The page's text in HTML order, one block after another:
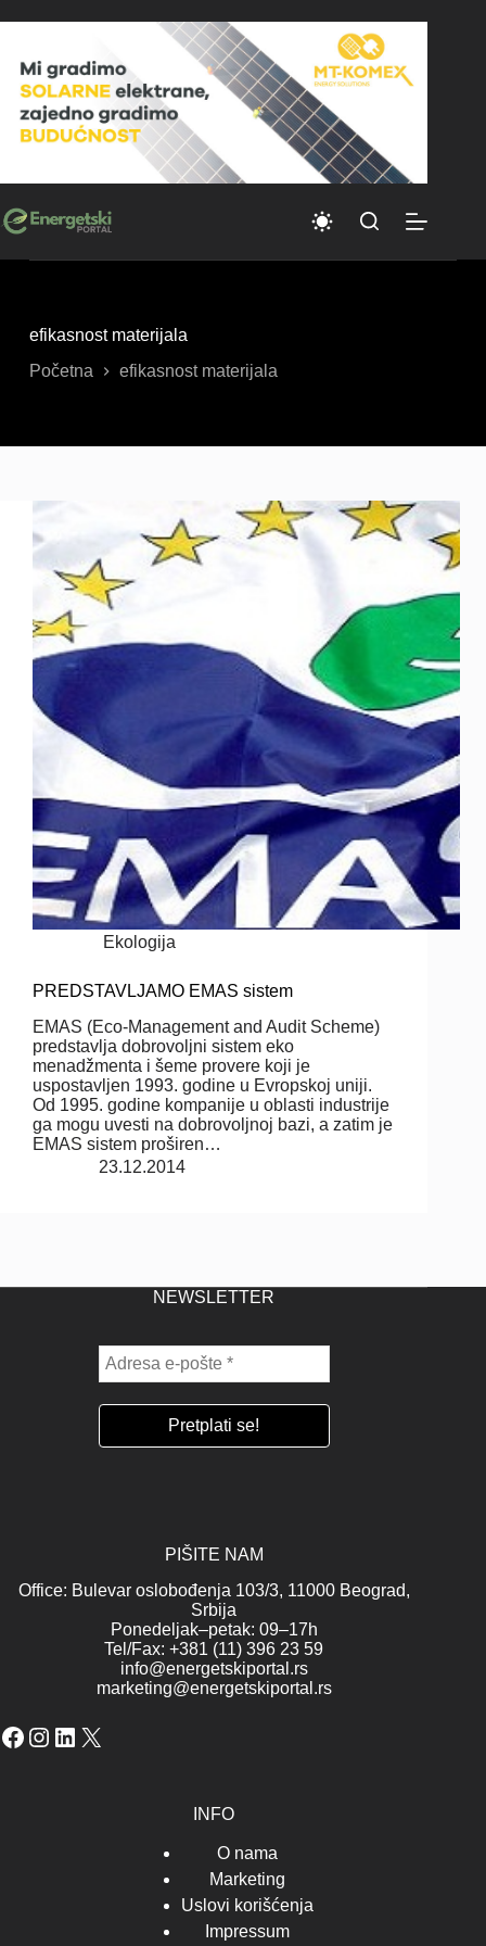
to
efikasnost materijala
Početna
efikasnost materijala
Ekologija
PREDSTAVLJAMO EMAS sistem
EMAS (Eco-Management and Audit Scheme)
predstavlja dobrovoljni sistem eko
menadžmenta i šeme provere koji je
uspostavljen 1993. godine u Evropskoj uniji.
Od 1995. godine kompanije u oblasti industrije
ga mogu uvesti na dobrovoljnoj bazi, a zatim je
EMAS sistem proširen…
23.12.2014
NEWSLETTER
PIŠITE NAM
Office: Bulevar oslobođenja 103/3, 11000 Beograd,
Srbija
Ponedeljak–petak: 09–17h
Tel/Fax: +381 (11) 396 23 59
info@energetskiportal.rs
marketing@energetskiportal.rs
Facebook
Instagram
LinkedIn
X
INFO
O nama
Marketing
Uslovi korišćenja
Impressum